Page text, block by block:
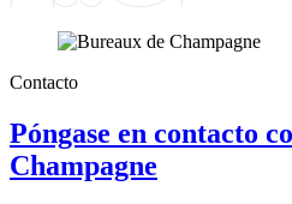
Contacto
Póngase en contacto
Champagne